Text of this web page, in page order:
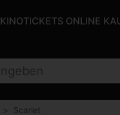
KINOTICKETS ONLINE
Scarlet